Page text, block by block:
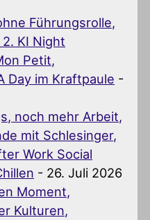
Führungsrolle,
KI Night
Petit,
Day im Kraftpaule -
noch mehr Arbeit,
mit Schlesinger,
Work Social
- 26. Juli 2026
Moment,
Kulturen,